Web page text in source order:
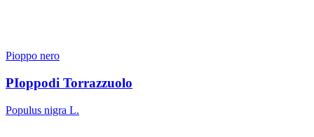
Pioppo nero
PIoppodi Torrazzuolo
Populus nigra L.